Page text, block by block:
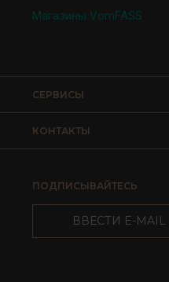
Магазины VomFASS
КОНТАКТЫ
СЕРВИСЫ
ПОДПИСЫВАЙТЕСЬ
ВВЕСТИ E-MAIL